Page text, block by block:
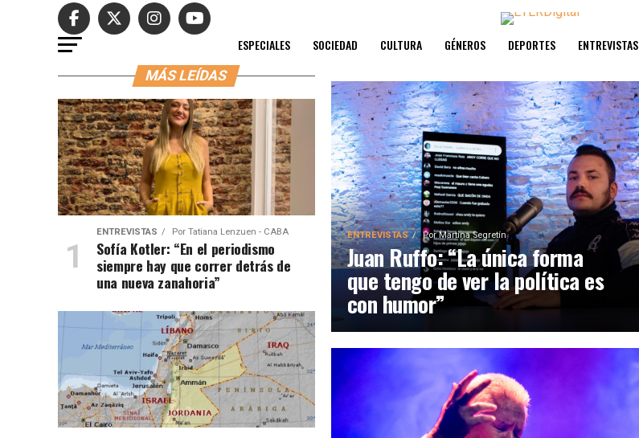
ESPECIALES SOCIEDAD CULTURA GÉNEROS DEPORTES ENTREVISTAS
ENTREVISTAS Por Martina Segretín
Juan Ruffo: “La única forma
que tengo de ver la política es
con humor”
MÁS LEÍDAS
ENTREVISTAS Por Tatiana Lenzuen - CABA
Sofía Kotler: “En el periodismo
siempre hay que correr detrás de
una nueva zanahoria”